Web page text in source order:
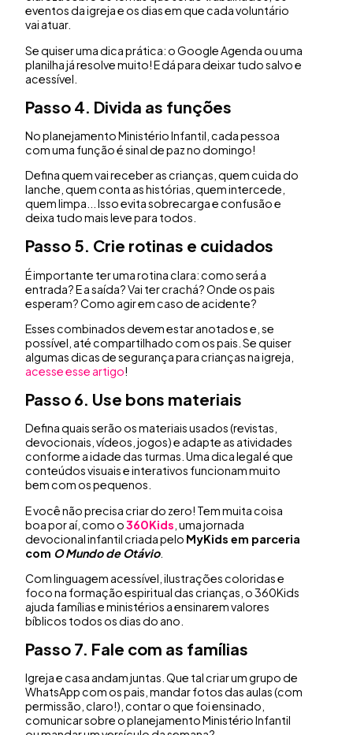
eventos da igreja e os dias em que cada voluntário
vai atuar.
Se quiser uma dica prática: o Google Agenda ou uma
planilha já resolve muito! E dá para deixar tudo salvo e
acessível.
Passo 4. Divida as funções
No planejamento Ministério Infantil, cada pessoa
com uma função é sinal de paz no domingo!
Defina quem vai receber as crianças, quem cuida do
lanche, quem conta as histórias, quem intercede,
quem limpa... Isso evita sobrecarga e confusão e
deixa tudo mais leve para todos.
Passo 5. Crie rotinas e cuidados
É importante ter uma rotina clara: como será a
entrada? E a saída? Vai ter crachá? Onde os pais
esperam? Como agir em caso de acidente?
Esses combinados devem estar anotados e, se
possível, até compartilhado com os pais. Se quiser
algumas dicas de segurança para crianças na igreja,
acesse esse artigo!
Passo 6. Use bons materiais
Defina quais serão os materiais usados (revistas,
devocionais, vídeos, jogos) e adapte as atividades
conforme a idade das turmas. Uma dica legal é que
conteúdos visuais e interativos funcionam muito
bem com os pequenos.
E você não precisa criar do zero! Tem muita coisa
boa por aí, como o360Kids , uma jornada
devocional infantil criada pelo MyKids em parceria
com O Mundo de Otávio.
Com linguagem acessível, ilustrações coloridas e
foco na formação espiritual das crianças, o 360Kids
ajuda famílias e ministérios a ensinarem valores
bíblicos todos os dias do ano.
Passo 7. Fale com as famílias
Igreja e casa andam juntas. Que tal criar um grupo de
WhatsApp com os pais, mandar fotos das aulas (com
permissão, claro!), contar o que foi ensinado,
comunicar sobre o planejamento Ministério Infantil